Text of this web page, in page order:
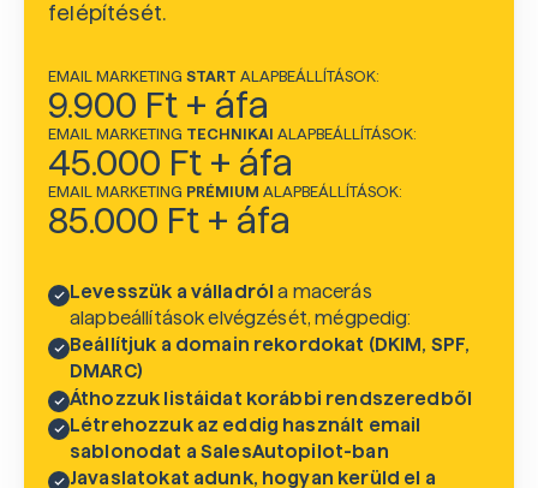
felépítését.
EMAIL MARKETING START ALAPBEÁLLÍTÁSOK:
9.900 Ft + áfa
EMAIL MARKETING TECHNIKAI ALAPBEÁLLÍTÁSOK:
45.000 Ft + áfa
EMAIL MARKETING PRÉMIUM ALAPBEÁLLÍTÁSOK:
85.000 Ft + áfa
Levesszük a válladróla macerás
alapbeállítások elvégzését, mégpedig:
Beállítjuk a domain rekordokat (DKIM, SPF,
DMARC)
Áthozzuk listáidat korábbi rendszeredből
Létrehozzuk az eddig használt email
sablonodat a SalesAutopilot-ban
Javaslatokat adunk, hogyan kerüld el a